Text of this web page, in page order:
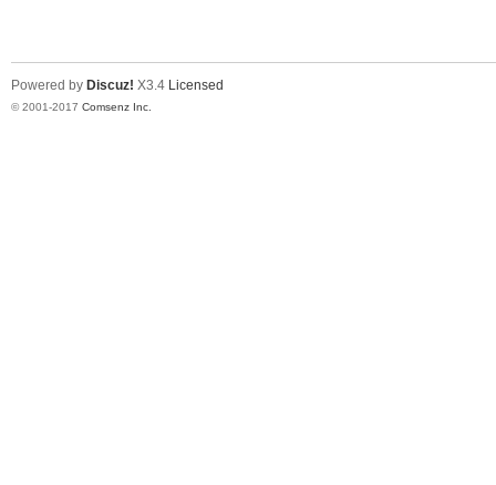
Powered by Discuz! X3.4 Licensed
© 2001-2017 Comsenz Inc.